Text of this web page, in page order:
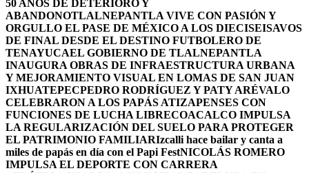
50 AÑOS DE DETERIORO Y
ABANDONOTLALNEPANTLA VIVE CON PASIÓN Y
ORGULLO EL PASE DE MÉXICO A LOS DIECISEISAVOS
DE FINAL DESDE EL DESTINO FUTBOLERO DE
TENAYUCAEL GOBIERNO DE TLALNEPANTLA
INAUGURA OBRAS DE INFRAESTRUCTURA URBANA
Y MEJORAMIENTO VISUAL EN LOMAS DE SAN JUAN
IXHUATEPECPEDRO RODRÍGUEZ Y PATY ARÉVALO
CELEBRARON A LOS PAPÁS ATIZAPENSES CON
FUNCIONES DE LUCHA LIBRECOACALCO IMPULSA
LA REGULARIZACIÓN DEL SUELO PARA PROTEGER
EL PATRIMONIO FAMILIARIzcalli hace bailar y canta a
miles de papás en día con el Papi FestNICOLÁS ROMERO
IMPULSA EL DEPORTE CON CARRERA